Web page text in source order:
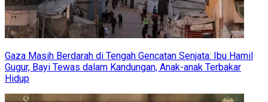
Gaza Masih Berdarah di Tengah Gencatan Senjata: Ibu Hamil
Gugur, Bayi Tewas dalam Kandungan, Anak-anak Terbakar
Hidup